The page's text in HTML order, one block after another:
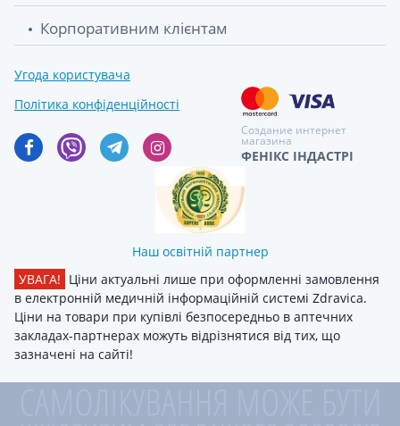
Корпоративним клієнтам
Угода користувача
Політика конфіденційності
Создание интернет
магазина
ФЕНІКС ІНДАСТРІ
Наш освітній партнер
УВАГА! Ціни актуальні лише при оформленні замовлення
в електронній медичній інформаційній системі Zdravica.
Ціни на товари при купівлі безпосередньо в аптечних
закладах-партнерах можуть відрізнятися від тих, що
зазначені на сайті!